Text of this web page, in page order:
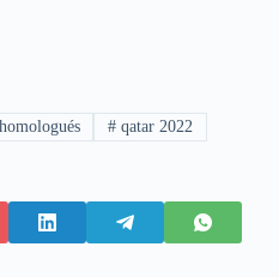
# qatar 2022